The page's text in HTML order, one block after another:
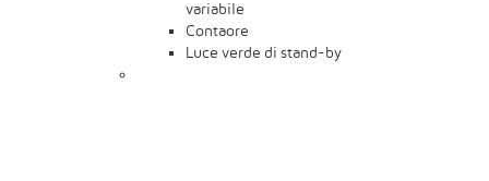
variabile
Contaore
Luce verde di stand-by